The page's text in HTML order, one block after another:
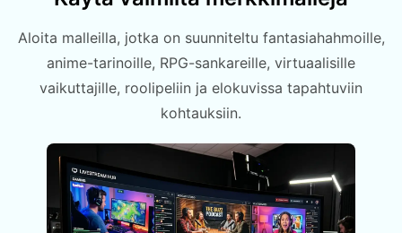
Aloita malleilla, jotka on suunniteltu fantasiahahmoille,
anime-tarinoille, RPG-sankareille, virtuaalisille
vaikuttajille, roolipeliin ja elokuvissa tapahtuviin
kohtauksiin.